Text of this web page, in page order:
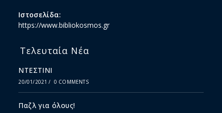
Ιστοσελίδα:
https://www.bibliokosmos.gr
Τελευταία Νέα
ΝΤΕΣΤΙΝΙ
20/01/2021 / 0 COMMENTS
Παζλ για όλους!